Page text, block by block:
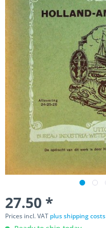
27.50 *
Prices incl. VAT plus shipping costs